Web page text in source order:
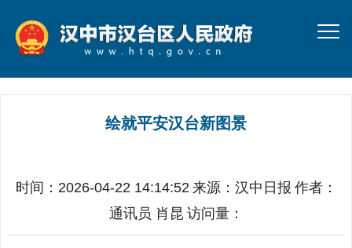
绘就平安汉台新图景
时间：2026-04-22 14:14:52 来源： 汉中日报 作者：
通讯员 肖昆 访问量：